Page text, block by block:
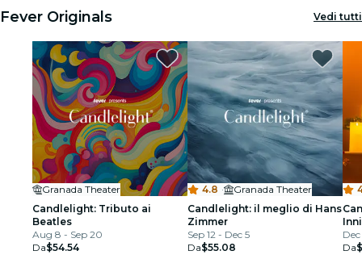
Fever Originals Vedi tutti
Granada Theater
Candlelight: Tributo ai
Beatles
Aug 8 - Sep 20
Da$54.54
4.8 ·
Granada Theater
Candlelight: il meglio di Hans
Zimmer
Sep 12 - Dec 5
Da$55.08
Da